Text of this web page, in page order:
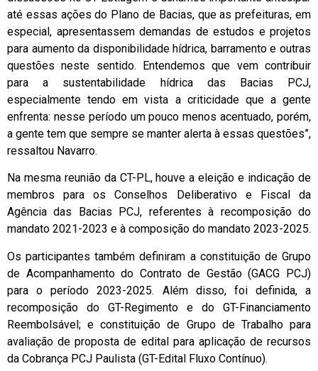
até essas ações do Plano de Bacias, que as prefeituras, em
especial, apresentassem demandas de estudos e projetos
para aumento da disponibilidade hídrica, barramento e outras
questões neste sentido. Entendemos que vem contribuir
para a sustentabilidade hídrica das Bacias PCJ,
especialmente tendo em vista a criticidade que a gente
enfrenta: nesse período um pouco menos acentuado, porém,
a gente tem que sempre se manter alerta à essas questões”,
ressaltou Navarro.
Na mesma reunião da CT-PL, houve a eleição e indicação de
membros para os Conselhos Deliberativo e Fiscal da
Agência das Bacias PCJ, referentes à recomposição do
mandato 2021-2023 e à composição do mandato 2023-2025.
Os participantes também definiram a constituição de Grupo
de Acompanhamento do Contrato de Gestão (GACG PCJ)
para o período 2023-2025. Além disso, foi definida, a
recomposição do GT-Regimento e do GT-Financiamento
Reembolsável; e constituição de Grupo de Trabalho para
avaliação de proposta de edital para aplicação de recursos
da Cobrança PCJ Paulista (GT-Edital Fluxo Contínuo).